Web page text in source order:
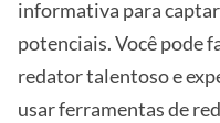
informativa para
potenciais. Você pode
redator talentoso e
usar ferramentas de